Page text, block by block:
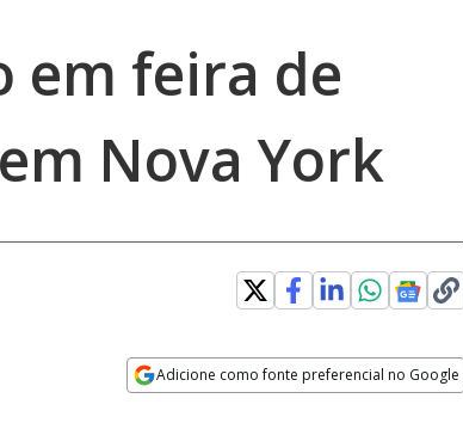
em feira de
Nova York
Adicione como fonte preferencial no Google